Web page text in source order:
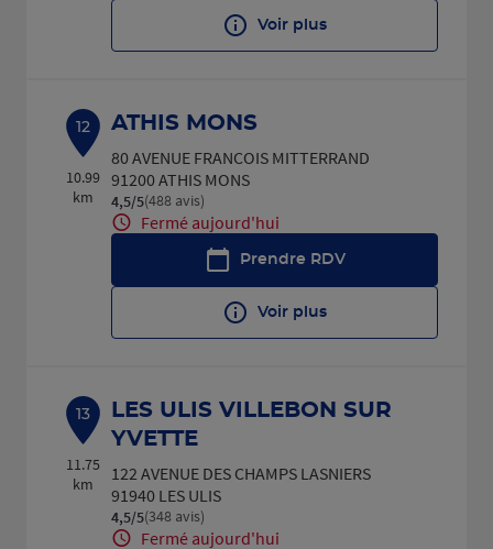
Voir plus
12
10.99
km
ATHIS MONS
80 AVENUE FRANCOIS MITTERRAND
91200 ATHIS MONS
4,5/5Note de 4.5 sur 5
(488 avis)
Fermé aujourd'hui
Prendre RDV
Voir plus
13
11.75
km
LES ULIS VILLEBON SUR
YVETTE
122 AVENUE DES CHAMPS LASNIERS
91940 LES ULIS
4,5/5Note de 4.5 sur 5
(348 avis)
Fermé aujourd'hui